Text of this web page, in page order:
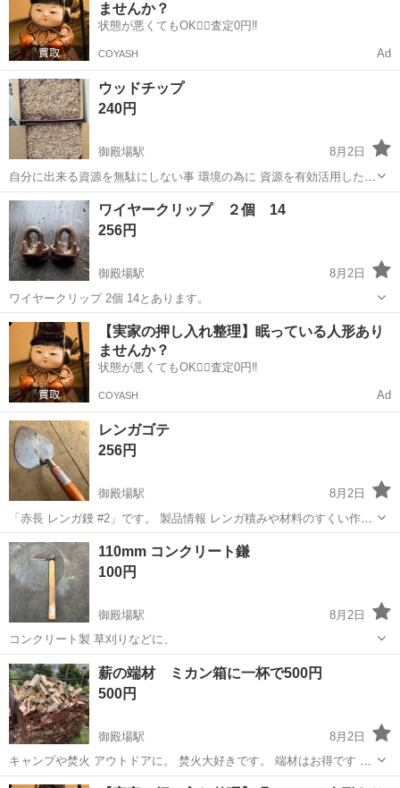
必要な方にお譲りします...
ませんか？
状態が悪くてもOK🙆‍♀️査定0円‼️
COYASH Ad
ウッドチップ
240円
御殿場駅
8月2日
自分に出来る資源を無駄にしない事 環境の為に 資源を有効活用したい
といつも考えています。 丸太を切った時に出るウッドチップです。 一
箱300円です。 焚火やペットの寝床などに。
静岡 御殿場市 御殿場駅 その他 ウッドチップ
ワイヤークリップ ２個 14
256円
御殿場駅
8月2日
ワイヤークリップ 2個 14とあります。
静岡 御殿場市 御殿場駅 その他
【実家の押し入れ整理】眠っている人形あり
ませんか？
状態が悪くてもOK🙆‍♀️査定0円‼️
COYASH Ad
レンガゴテ
256円
御殿場駅
8月2日
「赤長 レンガ鏝 #2」です。 製品情報 レンガ積みや材料のすくい作業
に使用されます。 レンガ積み、タイル貼り、モルタル塗り専用のコテ
として使用できます。 鏝表面にブラスト加工が施されており、錆が広
がりにくく、材料離れが...
静岡 御殿場市 その他
110mm コンクリート鎌
100円
御殿場駅
8月2日
コンクリート製 草刈りなどに、
静岡 御殿場市 御殿場駅 その他 コンクリート
薪の端材 ミカン箱に一杯で500円
500円
御殿場駅
8月2日
キャンプや焚火 アウトドアに。 焚火大好きです。 端材はお得です 色
んな樹種がまざっているので炎の違いを楽しめます
静岡 御殿場市 御殿場駅 その他 ミカン